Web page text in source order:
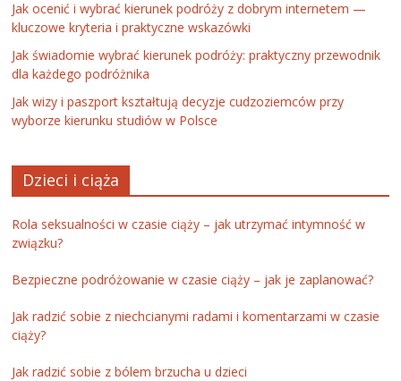
Jak ocenić i wybrać kierunek podróży z dobrym internetem —
kluczowe kryteria i praktyczne wskazówki
Jak świadomie wybrać kierunek podróży: praktyczny przewodnik
dla każdego podróżnika
Jak wizy i paszport kształtują decyzje cudzoziemców przy
wyborze kierunku studiów w Polsce
Dzieci i ciąża
Rola seksualności w czasie ciąży – jak utrzymać intymność w
związku?
Bezpieczne podróżowanie w czasie ciąży – jak je zaplanować?
Jak radzić sobie z niechcianymi radami i komentarzami w czasie
ciąży?
Jak radzić sobie z bólem brzucha u dzieci